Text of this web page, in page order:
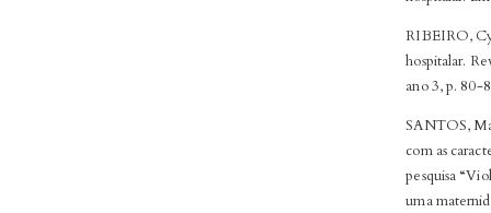
RIBEIRO,
hospitalar.
ano 3, p. 80-
SANTOS,
com as
pesquisa
uma